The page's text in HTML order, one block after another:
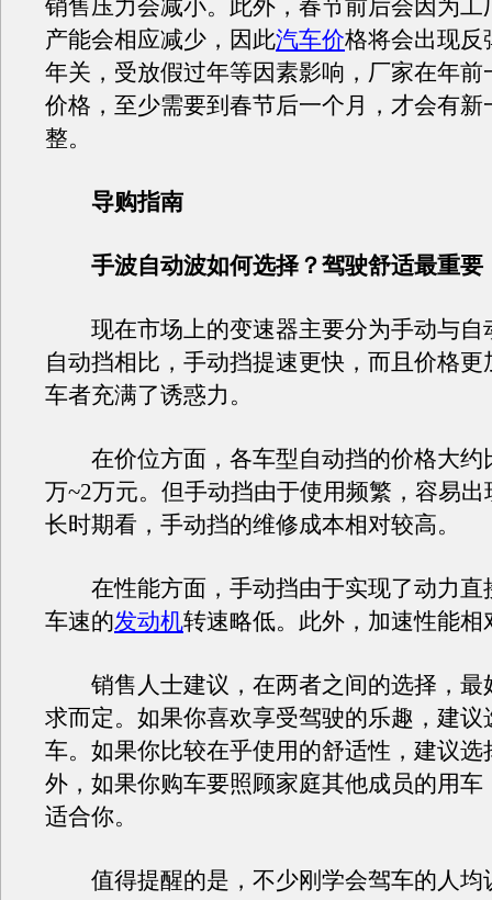
销售压力会减小。此外，春节前后会因为工
产能会相应减少，因此汽车价格将会出现反
年关，受放假过年等因素影响，厂家在年前
价格，至少需要到春节后一个月，才会有新
整。
导购指南
手波自动波如何选择？驾驶舒适最重要
现在市场上的变速器主要分为手动与自
自动挡相比，手动挡提速更快，而且价格更
车者充满了诱惑力。
在价位方面，各车型自动挡的价格大约
万~2万元。但手动挡由于使用频繁，容易
长时期看，手动挡的维修成本相对较高。
在性能方面，手动挡由于实现了动力直
车速的发动机转速略低。此外，加速性能相
销售人士建议，在两者之间的选择，最
求而定。如果你喜欢享受驾驶的乐趣，建议
车。如果你比较在乎使用的舒适性，建议选
外，如果你购车要照顾家庭其他成员的用车
适合你。
值得提醒的是，不少刚学会驾车的人均